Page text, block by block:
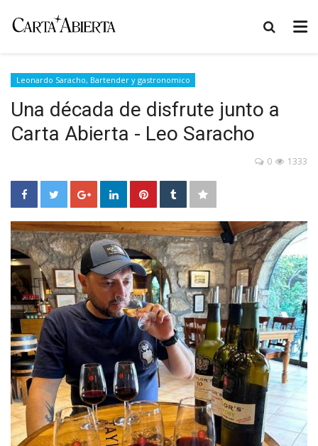
Leonardo Saracho, Bartender y gastronomico
Una década de disfrute junto a
Carta Abierta - Leo Saracho
1333
0